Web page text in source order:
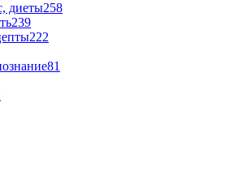
диеты258
239
222
81